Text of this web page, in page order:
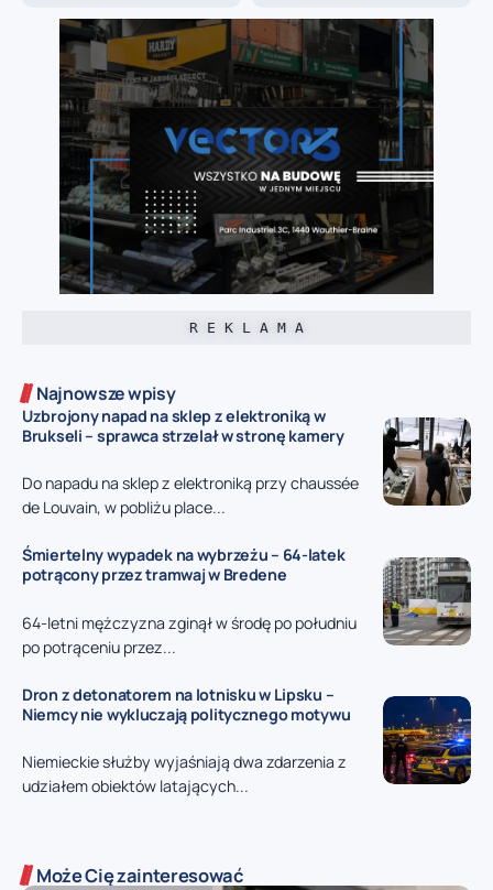
R E K L A M A
Najnowsze wpisy
Uzbrojony napad na sklep z elektroniką w
Brukseli – sprawca strzelał w stronę kamery
Do napadu na sklep z elektroniką przy chaussée
de Louvain, w pobliżu place...
Śmiertelny wypadek na wybrzeżu – 64-latek
potrącony przez tramwaj w Bredene
64-letni mężczyzna zginął w środę po południu
po potrąceniu przez...
Dron z detonatorem na lotnisku w Lipsku –
Niemcy nie wykluczają politycznego motywu
Niemieckie służby wyjaśniają dwa zdarzenia z
udziałem obiektów latających...
Może Cię zainteresować